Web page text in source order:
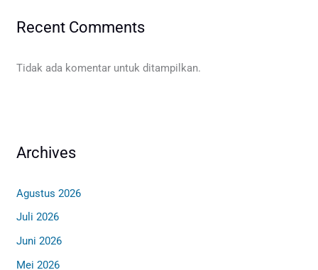
Recent Comments
Tidak ada komentar untuk ditampilkan.
Archives
Agustus 2026
Juli 2026
Juni 2026
Mei 2026